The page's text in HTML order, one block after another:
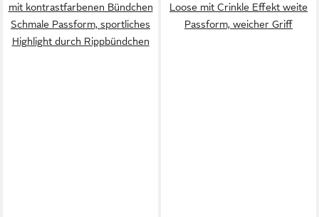
mit kontrastfarbenen Bündchen
Schmale Passform, sportliches
Highlight durch Rippbündchen
Loose mit Crinkle Effekt weite
Passform, weicher Griff